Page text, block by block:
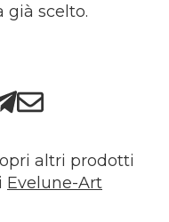
scelto.
altri prodotti
Evelune-Art